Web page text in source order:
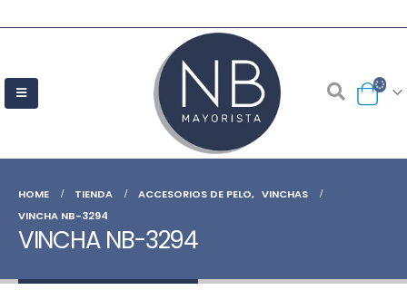
HOME TIENDA ACCESORIOS DE PELO, VINCHAS
VINCHA NB-3294
VINCHA NB-3294